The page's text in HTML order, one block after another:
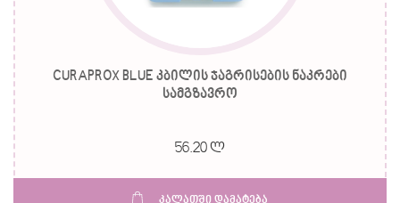
CURAPROX BLUE კბილის ჯაგრისების ნაკრები
სამგზავრო
56.20 ლ
კალათში დამატება